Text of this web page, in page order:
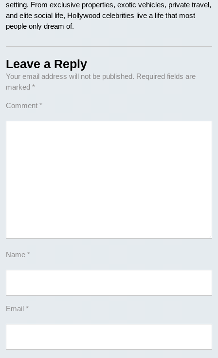
setting. From exclusive properties, exotic vehicles, private travel,
and elite social life, Hollywood celebrities live a life that most
people only dream of.
Leave a Reply
Your email address will not be published. Required fields are
marked *
Comment *
Name *
Email *